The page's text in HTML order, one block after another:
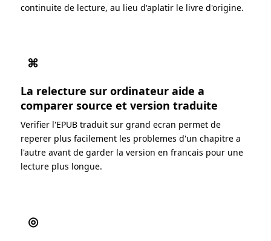
continuite de lecture, au lieu d'aplatir le livre d'origine.
⌘
La relecture sur ordinateur aide a
comparer source et version traduite
Verifier l'EPUB traduit sur grand ecran permet de
reperer plus facilement les problemes d'un chapitre a
l'autre avant de garder la version en francais pour une
lecture plus longue.
◎